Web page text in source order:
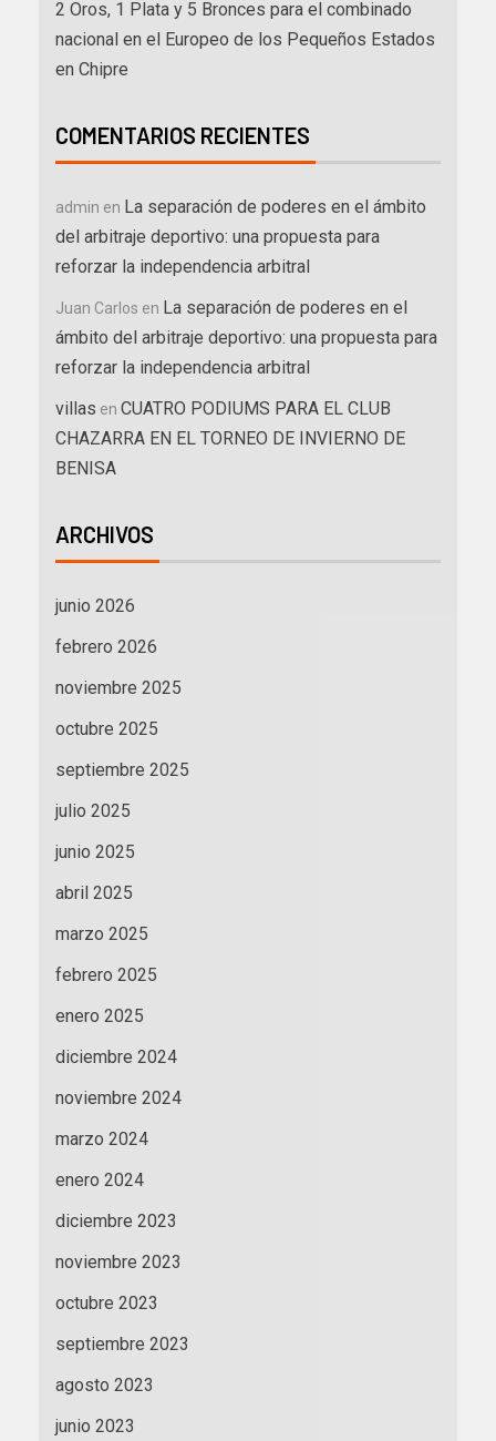
2 Oros, 1 Plata y 5 Bronces para el combinado
nacional en el Europeo de los Pequeños Estados
en Chipre
COMENTARIOS RECIENTES
admin en La separación de poderes en el ámbito
del arbitraje deportivo: una propuesta para
reforzar la independencia arbitral
Juan Carlos en La separación de poderes en el
ámbito del arbitraje deportivo: una propuesta para
reforzar la independencia arbitral
villas en CUATRO PODIUMS PARA EL CLUB
CHAZARRA EN EL TORNEO DE INVIERNO DE
BENISA
ARCHIVOS
junio 2026
febrero 2026
noviembre 2025
octubre 2025
septiembre 2025
julio 2025
junio 2025
abril 2025
marzo 2025
febrero 2025
enero 2025
diciembre 2024
noviembre 2024
marzo 2024
enero 2024
diciembre 2023
noviembre 2023
octubre 2023
septiembre 2023
agosto 2023
junio 2023